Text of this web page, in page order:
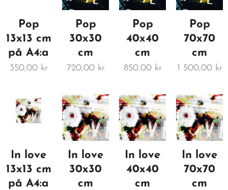
Pop
13x13 cm
på A4:a
350,00kr
Pop
30x30
cm
720,00kr
Pop
40x40
cm
850,00kr
Pop
70x70
cm
1 500,00kr
In love
13x13 cm
på A4:a
In love
30x30
cm
In love
40x40
cm
In love
70x70
cm